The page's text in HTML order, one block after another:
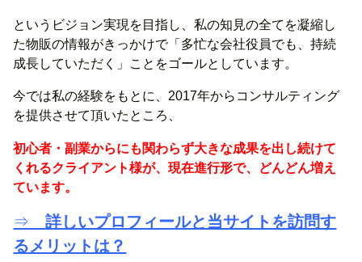
というビジョン実現を目指し、私の知見の全てを凝縮し
た物販の情報がきっかけで「多忙な会社役員でも、持続
成長していただく」ことをゴールとしています。
今では私の経験をもとに、2017年からコンサルティング
を提供させて頂いたところ、
初心者・副業からにも関わらず大きな成果を出し続けて
くれるクライアント様が、現在進行形で、どんどん増え
ています。
⇒詳しいプロフィールと当サイトを訪問す
るメリットは？